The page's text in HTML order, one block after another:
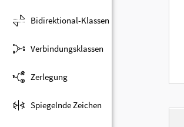
Bidirektional-Klassen
Verbindungsklassen
Zerlegung
Spiegelnde Zeichen